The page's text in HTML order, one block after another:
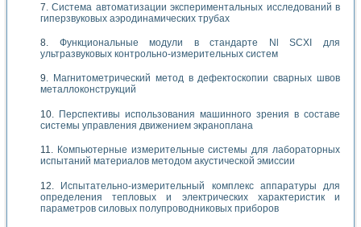
Система автоматизации экспериментальных исследований в
гиперзвуковых аэродинамических трубах
Функциональные модули в стандарте Nl SCXI для
ультразвуковых контрольно-измерительных систем
Магнитометрический метод в дефектоскопии сварных швов
металлоконструкций
Перспективы использования машинного зрения в составе
системы управления движением экраноплана
Компьютерные измерительные системы для лабораторных
испытаний материалов методом акустической эмиссии
Испытательно-измерительный комплекс аппаратуры для
определения тепловых и электрических характеристик и
параметров силовых полупроводниковых приборов